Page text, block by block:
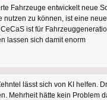
Fahrzeuge entwickelt neue
nutzen zu können, ist eine
ist für
lassen sich damit enorm
lässt sich von KI helfen.
Mehrheit hätte kein Problem